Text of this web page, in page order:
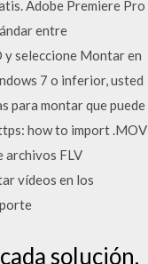
Adobe Premiere Pro
entre
y seleccione Montar en
7 o inferior, usted
para montar que puede
how to import .MOV
archivos FLV
vídeos en los
solución,